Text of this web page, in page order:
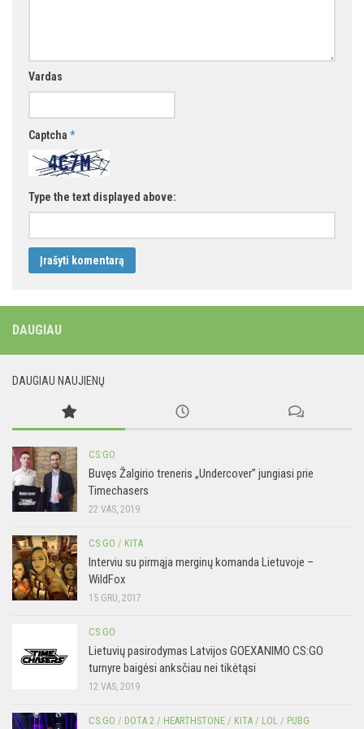
Vardas
Captcha *
Type the text displayed above:
DAUGIAU
DAUGIAU NAUJIENŲ
CS:GO
Buvęs Žalgirio treneris „Undercover” jungiasi prie
Timechasers
22 VAS, 2019
CS:GO / KITA
Interviu su pirmąja merginų komanda Lietuvoje –
WildFox
15 GRU, 2017
CS:GO
Lietuvių pasirodymas Latvijos GOEXANIMO CS:GO
turnyre baigėsi anksčiau nei tikėtąsi
12 VAS, 2019
CS:GO / DOTA 2 / HEARTHSTONE / KITA / LOL / PUBG